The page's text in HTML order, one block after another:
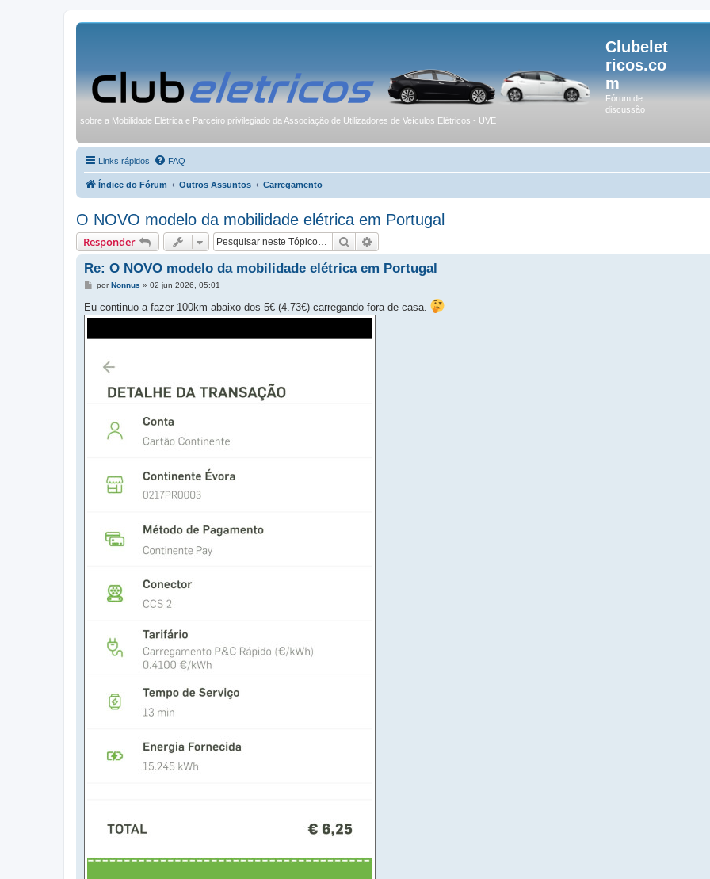
Clubelet
ricos.co
m
Fórum de
discussão
sobre a Mobilidade Elétrica e Parceiro privilegiado da Associação de Utilizadores de Veículos Elétricos - UVE
Links rápidos FAQ
Índice do Fórum Outros Assuntos Carregamento
O NOVO modelo da mobilidade elétrica em Portugal
Responder Pesquisar
Re: O NOVO modelo da mobilidade elétrica em Portugal
M
s
e
porNonnus » 02 jun 2026, 05:01
Eu continuo a fazer 100km abaixo dos 5€ (4.73€) carregando fora de casa.